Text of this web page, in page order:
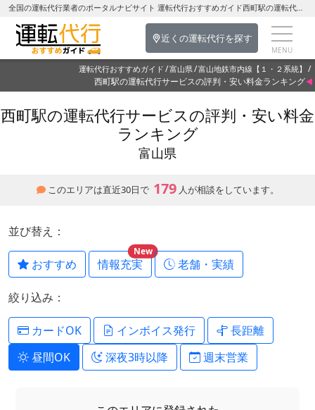
全国の運転代行業者のポータルナビサイト 運転代行おすすめガイド西町駅の運転代行を探す-富山県の運転代行
近くの運転代行を探す
運転代行おすすめガイド 富山県 富山地鉄市内線【１・２系統】
西町駅の運転代行サービスの評判・安い料金ランキング
西町駅の運転代行サービスの評判・安い料金
ランキング
富山県
このエリアは直近30日で 179 人が相談をしています。
並び替え：
おすすめ 情報充実
New
老舗・実績
絞り込み：
カードOK インボイス発行
長距離
昼間OK
深夜3時以降 週末営業